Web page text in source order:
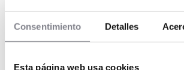
Consentimiento Detalles
Esta página web usa cookies
cuenta?
¿Cuánto tiempo se tarda en